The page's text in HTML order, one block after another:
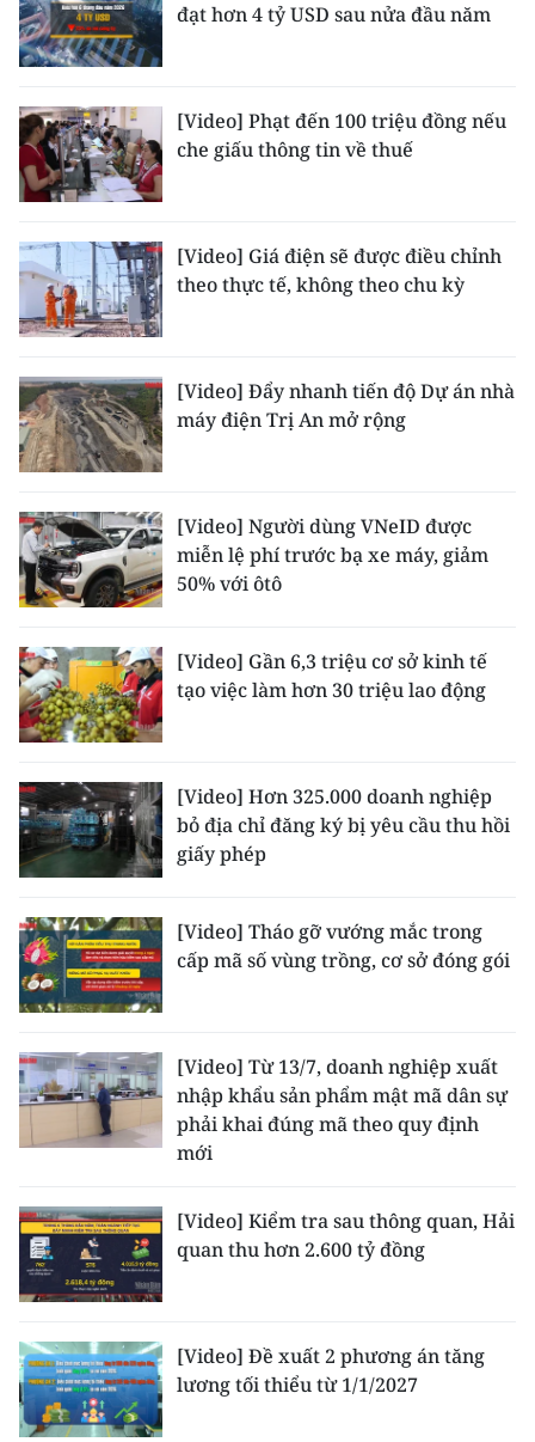
đạt hơn 4 tỷ USD sau nửa đầu năm
[Video] Phạt đến 100 triệu đồng nếu
che giấu thông tin về thuế
[Video] Giá điện sẽ được điều chỉnh
theo thực tế, không theo chu kỳ
[Video] Đẩy nhanh tiến độ Dự án nhà
máy điện Trị An mở rộng
[Video] Người dùng VNeID được
miễn lệ phí trước bạ xe máy, giảm
50% với ôtô
[Video] Gần 6,3 triệu cơ sở kinh tế
tạo việc làm hơn 30 triệu lao động
[Video] Hơn 325.000 doanh nghiệp
bỏ địa chỉ đăng ký bị yêu cầu thu hồi
giấy phép
[Video] Tháo gỡ vướng mắc trong
cấp mã số vùng trồng, cơ sở đóng gói
[Video] Từ 13/7, doanh nghiệp xuất
nhập khẩu sản phẩm mật mã dân sự
phải khai đúng mã theo quy định
mới
[Video] Kiểm tra sau thông quan, Hải
quan thu hơn 2.600 tỷ đồng
[Video] Đề xuất 2 phương án tăng
lương tối thiểu từ 1/1/2027